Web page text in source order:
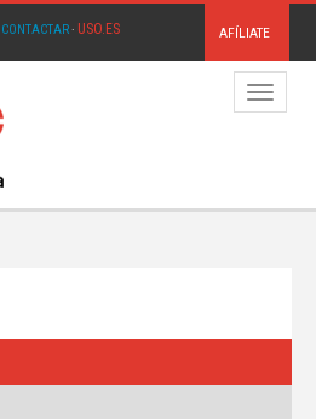
CONTACTAR· USO.ES AFÍLIATE
Menú